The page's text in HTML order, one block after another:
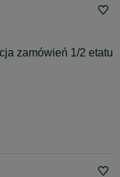
zamówień 1/2 etatu